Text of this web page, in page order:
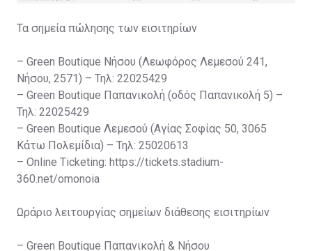
Τα σημεία πώλησης των εισιτηρίων
– Green Boutique Νήσου (Λεωφόρος Λεμεσού 241,
Νήσου, 2571) – Τηλ: 22025429
– Green Boutique Παπανικολή (οδός Παπανικολή 5) –
Τηλ: 22025429
– Green Boutique Λεμεσού (Αγίας Σοφίας 50, 3065
Κάτω Πολεμίδια) – Τηλ: 25020613
– Online Ticketing: https://tickets.stadium-
360.net/omonoia
Ωράριο λειτουργίας σημείων διάθεσης εισιτηρίων
– Green Boutique Παπανικολή & Νήσου